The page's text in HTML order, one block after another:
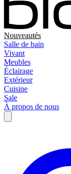
Nouveautés
Salle de bain
Vivant
Meubles
Éclairage
Extérieur
Cuisine
Sale
À propos de nous